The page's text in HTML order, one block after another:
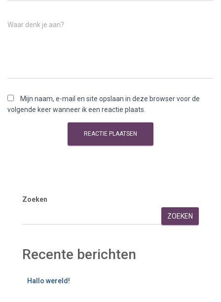
Waar denk je aan?
Mijn naam, e-mail en site opslaan in deze browser voor de
volgende keer wanneer ik een reactie plaats.
Zoeken
ZOEKEN
Recente berichten
Hallo wereld!